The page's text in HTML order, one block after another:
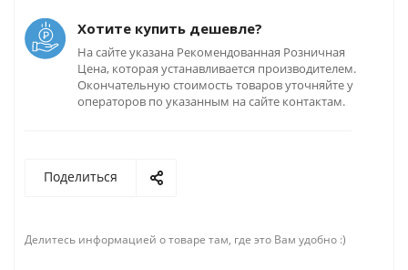
Хотите купить дешевле?
На сайте указана Рекомендованная Розничная
Цена, которая устанавливается производителем.
Окончательную стоимость товаров уточняйте у
операторов по указанным на сайте контактам.
Поделиться
Делитесь информацией о товаре там, где это Вам удобно :)